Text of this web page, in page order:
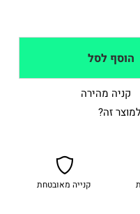
הוסף לסל
קניה מהירה
זה?
קנייה מאובטחת